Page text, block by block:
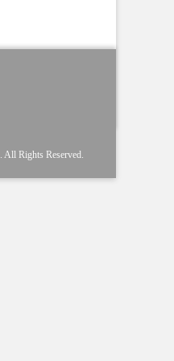
. All Rights Reserved.